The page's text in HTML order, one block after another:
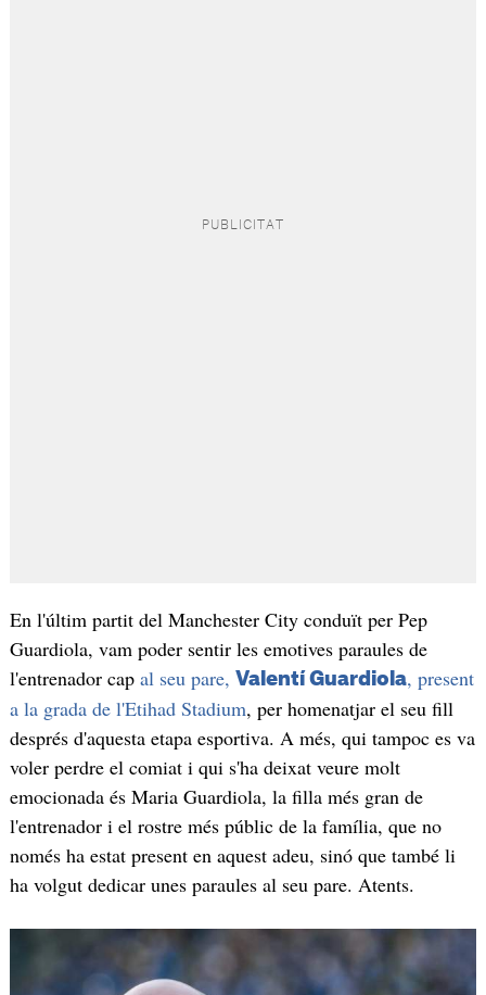
En l'últim partit del Manchester City conduït per Pep
Guardiola, vam poder sentir les emotives paraules de
l'entrenador cap al seu pare, Valentí Guardiola, present
a la grada de l'Etihad Stadium, per homenatjar el seu fill
després d'aquesta etapa esportiva. A més, qui tampoc es va
voler perdre el comiat i qui s'ha deixat veure molt
emocionada és Maria Guardiola, la filla més gran de
l'entrenador i el rostre més públic de la família, que no
només ha estat present en aquest adeu, sinó que també li
ha volgut dedicar unes paraules al seu pare. Atents.